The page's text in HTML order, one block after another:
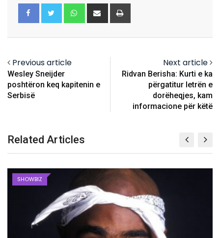
Whatsapp
Share
via
Previous article
Wesley Sneijder
poshtëron keq kapitenin e
Serbisë
Next article
Ridvan Berisha: Kurti e ka
përgatitur letrën e
dorëheqjes, kam
informacione për këtë
Related Articles
SHOWBIZ